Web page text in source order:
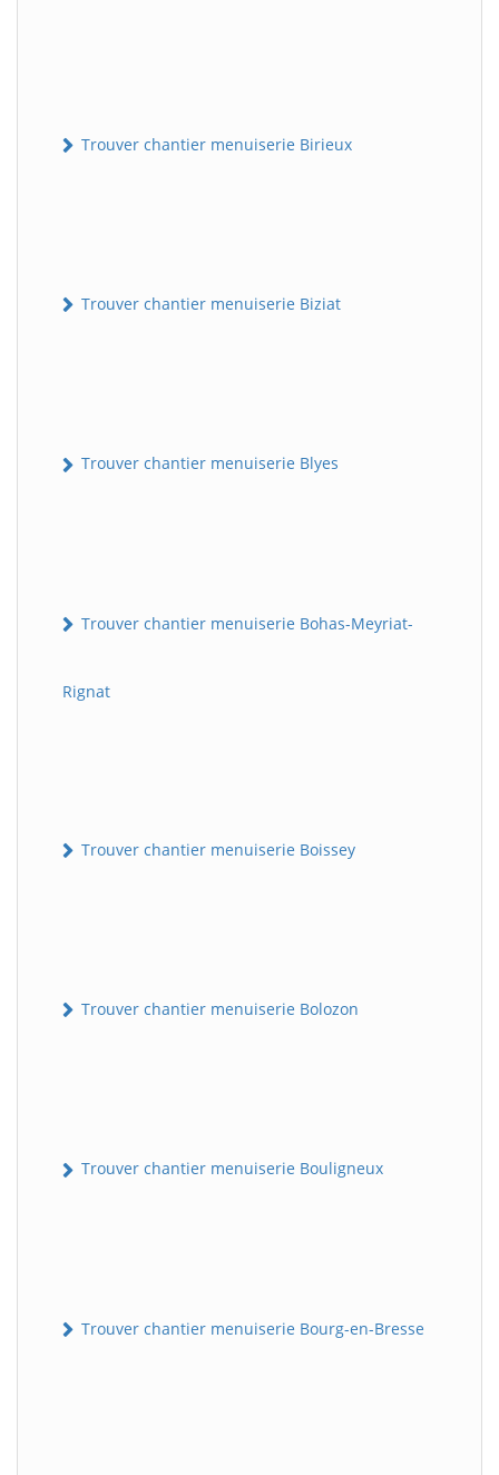
Trouver chantier menuiserie Birieux
Trouver chantier menuiserie Biziat
Trouver chantier menuiserie Blyes
Trouver chantier menuiserie Bohas-Meyriat-
Rignat
Trouver chantier menuiserie Boissey
Trouver chantier menuiserie Bolozon
Trouver chantier menuiserie Bouligneux
Trouver chantier menuiserie Bourg-en-Bresse